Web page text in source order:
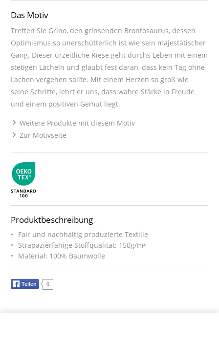
Das Motiv
Treffen Sie Grino, den grinsenden Brontosaurus, dessen
Optimismus so unerschütterlich ist wie sein majestätischer
Gang. Dieser urzeitliche Riese geht durchs Leben mit einem
stetigen Lächeln und glaubt fest daran, dass kein Tag ohne
Lachen vergehen sollte. Mit einem Herzen so groß wie
seine Schritte, lehrt er uns, dass wahre Stärke in Freude
und einem positiven Gemüt liegt.
Weitere Produkte mit diesem Motiv
Zur Motivseite
Produktbeschreibung
Fair und nachhaltig produzierte Textilie
Strapazierfähige Stoffqualität: 150g/m²
Material: 100% Baumwolle
Teilen 0